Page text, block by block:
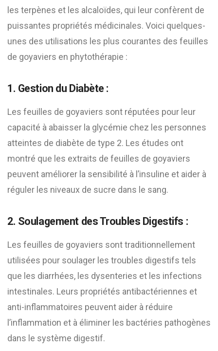
les terpènes et les alcaloïdes, qui leur confèrent de
puissantes propriétés médicinales. Voici quelques-
unes des utilisations les plus courantes des feuilles
de goyaviers en phytothérapie :
1. Gestion du Diabète :
Les feuilles de goyaviers sont réputées pour leur
capacité à abaisser la glycémie chez les personnes
atteintes de diabète de type 2. Les études ont
montré que les extraits de feuilles de goyaviers
peuvent améliorer la sensibilité à l’insuline et aider à
réguler les niveaux de sucre dans le sang.
2. Soulagement des Troubles Digestifs :
Les feuilles de goyaviers sont traditionnellement
utilisées pour soulager les troubles digestifs tels
que les diarrhées, les dysenteries et les infections
intestinales. Leurs propriétés antibactériennes et
anti-inflammatoires peuvent aider à réduire
l’inflammation et à éliminer les bactéries pathogènes
dans le système digestif.